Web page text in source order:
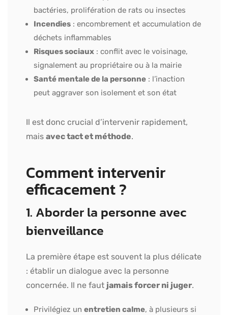
bactéries, prolifération de rats ou insectes
Incendies : encombrement et accumulation de
déchets inflammables
Risques sociaux : conflit avec le voisinage,
signalement au propriétaire ou à la mairie
Santé mentale de la personne : l’inaction
peut aggraver son isolement et son état
Il est donc crucial d’intervenir rapidement,
mais avec tact et méthode.
Comment intervenir
efficacement ?
1. Aborder la personne avec
bienveillance
La première étape est souvent la plus délicate
: établir un dialogue avec la personne
concernée. Il ne faut jamais forcer ni juger.
Privilégiez un entretien calme, à plusieurs si